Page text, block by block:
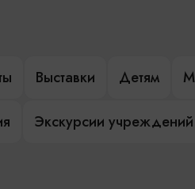
Выставки Детям
Экскурсии